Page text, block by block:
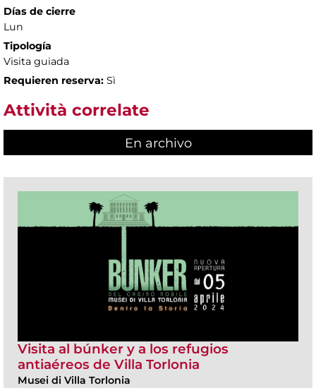
Días de cierre
Lun
Tipología
Visita guiada
Requieren reserva: Sì
Attività correlate
En archivo
Visita al búnker y a los refugios
antiaéreos de Villa Torlonia
Musei di Villa Torlonia